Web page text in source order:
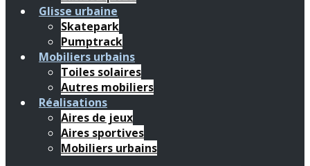
Glisse urbaine
Skatepark
Pumptrack
Mobiliers urbains
Toiles solaires
Autres mobiliers
Réalisations
Aires de jeux
Aires sportives
Mobiliers urbains